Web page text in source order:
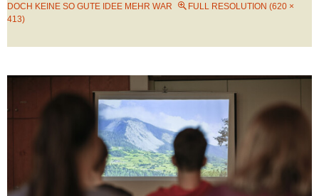
DOCH KEINE SO GUTE IDEE MEHR WAR
FULL RESOLUTION (620 ×
413)